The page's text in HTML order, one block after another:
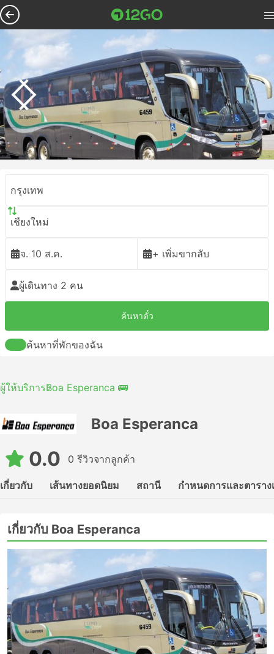
กรุงเทพ
เชียงใหม่
จ. 10 ส.ค. + เพิ่มขากลับ
ผู้เดินทาง 2 คน
ค้นหาตั๋ว
ค้นหาที่พักของฉัน
ผู้ให้บริการBoa Esperanca 🚌
Boa Esperanca
0.0 0 รีวิวจากลูกค้า
เกี่ยวกับ เส้นทางยอดนิยม สถานี กำหนดการและตาราง
เกี่ยวกับ Boa Esperanca